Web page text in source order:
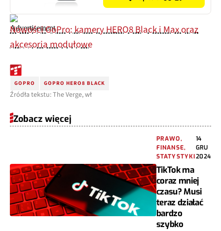
Nowości GoPro: kamery HERO8 Black i Max oraz
akcesoria modułowe
GOPRO GOPRO HERO8 BLACK
Źródła tekstu: The Verge, wł
Zobacz więcej
PRAWO,
FINANSE,
STATYSTYKI
14
GRU
2024
TikTok ma
coraz mniej
czasu? Musi
teraz działać
bardzo
szybko